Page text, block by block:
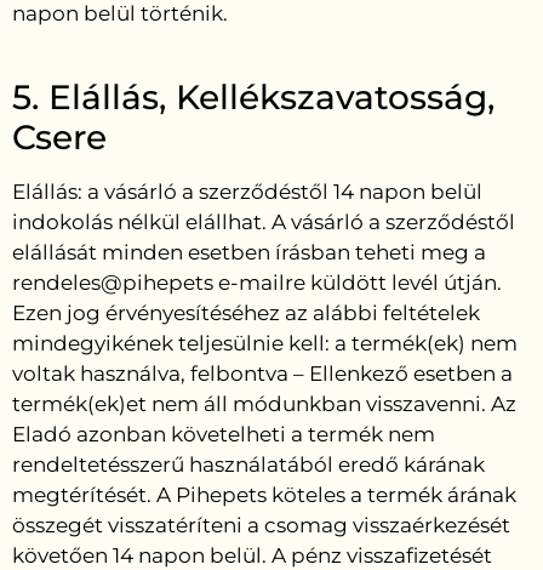
napon belül történik.
5. Elállás, Kellékszavatosság,
Csere
Elállás: a vásárló a szerződéstől 14 napon belül
indokolás nélkül elállhat. A vásárló a szerződéstől
elállását minden esetben írásban teheti meg a
rendeles@pihepets e-mailre küldött levél útján.
Ezen jog érvényesítéséhez az alábbi feltételek
mindegyikének teljesülnie kell: a termék(ek) nem
voltak használva, felbontva – Ellenkező esetben a
termék(ek)et nem áll módunkban visszavenni. Az
Eladó azonban követelheti a termék nem
rendeltetésszerű használatából eredő kárának
megtérítését. A Pihepets köteles a termék árának
összegét visszatéríteni a csomag visszaérkezését
követően 14 napon belül. A pénz visszafizetését